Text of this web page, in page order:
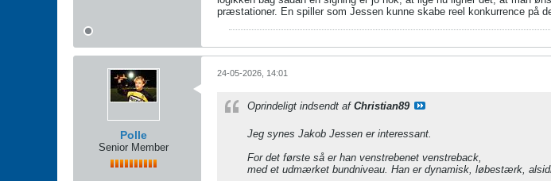
præstationer. En spiller som Jessen kunne skabe reel konkurrence
Polle
Senior Member
24-05-2026, 14:01
Oprindeligt indsendt af Christian89
Jeg synes Jakob Jessen er interessant.
For det første så er han venstrebenet venstreback,
med et udmærket bundniveau. Han er dynamisk, løbestærk,